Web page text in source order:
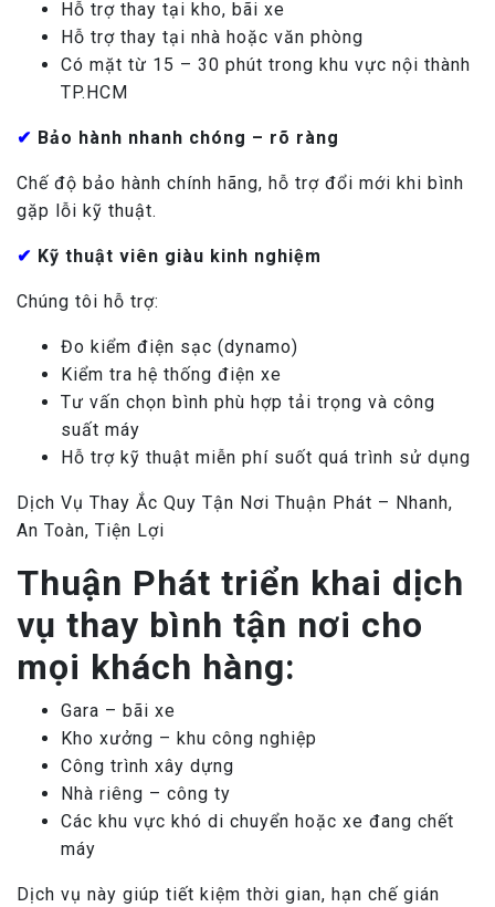
Hỗ trợ thay tại kho, bãi xe
Hỗ trợ thay tại nhà hoặc văn phòng
Có mặt từ 15 – 30 phút trong khu vực nội thành
TP.HCM
✔ Bảo hành nhanh chóng – rõ ràng
Chế độ bảo hành chính hãng, hỗ trợ đổi mới khi bình
gặp lỗi kỹ thuật.
✔ Kỹ thuật viên giàu kinh nghiệm
Chúng tôi hỗ trợ:
Đo kiểm điện sạc (dynamo)
Kiểm tra hệ thống điện xe
Tư vấn chọn bình phù hợp tải trọng và công
suất máy
Hỗ trợ kỹ thuật miễn phí suốt quá trình sử dụng
Dịch Vụ Thay Ắc Quy Tận Nơi Thuận Phát – Nhanh,
An Toàn, Tiện Lợi
Thuận Phát triển khai dịch
vụ thay bình tận nơi cho
mọi khách hàng:
Gara – bãi xe
Kho xưởng – khu công nghiệp
Công trình xây dựng
Nhà riêng – công ty
Các khu vực khó di chuyển hoặc xe đang chết
máy
Dịch vụ này giúp tiết kiệm thời gian, hạn chế gián